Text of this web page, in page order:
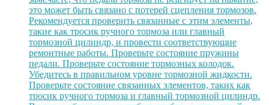
это может быть связано с потерей сцепления тормозов.
Рекомендуется проверить связанные с этим элементы,
такие как тросик ручного тормоза или главный
тормозной цилиндр, и провести соответствующие
ремонтные работы. Проверьте состояние пружины
педали. Проверьте состояние тормозных колодок.
Убедитесь в правильном уровне тормозной жидкости.
Проверьте состояние связанных элементов, таких как
тросик ручного тормоза и главный тормозной цилиндр.